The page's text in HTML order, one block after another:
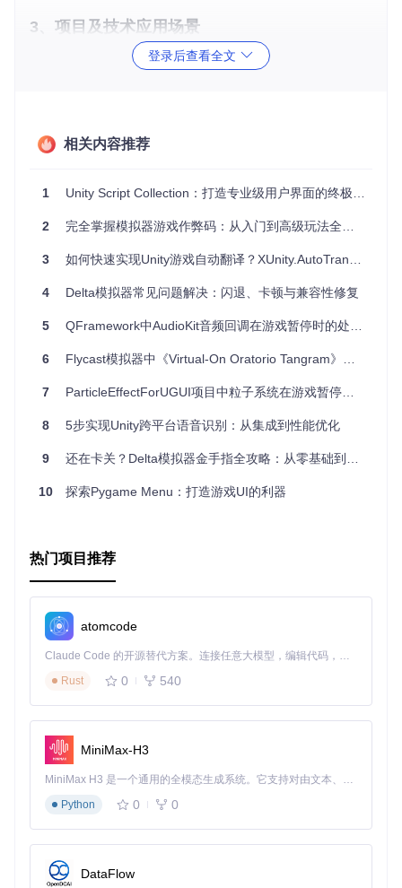
3、项目及技术应用场景
Unity Pause Menu 尤其适用于需要快速构建原型或者希望专
易于集成
：只需拖放预制件，无需复杂的代码设置。
高度自定义：允许调整菜单布局，添加额外按钮，甚至可以
兼容性好：支持从Unity 5.4以上版本，包括对最新版本的支
文档完善：详细说明了如何设置和更新项目，帮助开发者快
控制器友好：不仅支持键盘操作，也完美适配游戏手柄，提
开发者节省时间，专注于游戏的核心玩法，同时提供高质量的
项目无疑值得尝试和加入到你的工具库中。
登录后查看全文
相关内容推荐
1 Unity Script Collection：打造专业级用户界面的终极UI设计工具指南
2 完全掌握模拟器游戏作弊码：从入门到高级玩法全攻略
3 如何快速实现Unity游戏自动翻译？XUnity.AutoTranslator完整使用指南
4 Delta模拟器常见问题解决：闪退、卡顿与兼容性修复
5 QFramework中AudioKit音频回调在游戏暂停时的处理方案
6 Flycast模拟器中《Virtual-On Oratorio Tangram》双摇杆模式暂停菜单问题解析
7 ParticleEffectForUGUI项目中粒子系统在游戏暂停时的处理方案
8 5步实现Unity跨平台语音识别：从集成到性能优化
9 还在卡关？Delta模拟器金手指全攻略：从零基础到自定义作弊码
10 探索Pygame Menu：打造游戏UI的利器
热门项目推荐
atomcode
Claude Code 的开源替代方案。连接任意大模型，编辑代码，运行命令，自动验证 — 全自动执行。用 Rust 构建，极致性能。 ｜ An open-source alternative to Claude Code. Connect any LLM, edit code, run commands, and verify changes — autonomously. Built in Rust for speed. Get Started
Rust
0 540
MiniMax-H3
MiniMax H3 是一个通用的全模态生成系统。它支持对由文本、图像、视频和音频组成的多模态上下文进行统一理解，并能生成分辨率高达 2K、时长可达 15 秒的带原生立体声音频的视频。得益于面向任务泛化的系统设计，H3 在预训练阶段就已具备广泛的多模态上下文理解与生成能力，能够出色地执行复杂的多模态指令。
Python
0 0
DataFlow